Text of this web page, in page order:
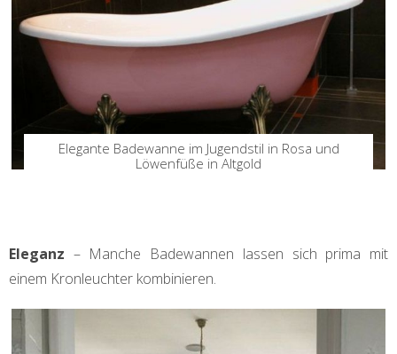
Elegante Badewanne im Jugendstil in Rosa und
Löwenfüße in Altgold
Eleganz – Manche Badewannen lassen sich prima mit
einem Kronleuchter kombinieren.